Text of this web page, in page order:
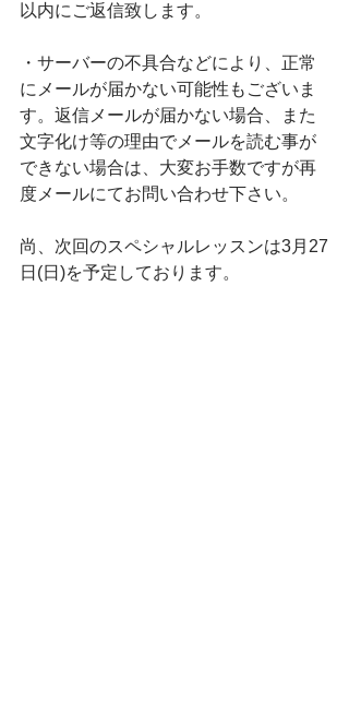
以内にご返信致します。
・サーバーの不具合などにより、正常
にメールが届かない可能性もございま
す。返信メールが届かない場合、また
文字化け等の理由でメールを読む事が
できない場合は、大変お手数ですが再
度メールにてお問い合わせ下さい。
尚、次回のスペシャルレッスンは3月27
日(日)を予定しております。